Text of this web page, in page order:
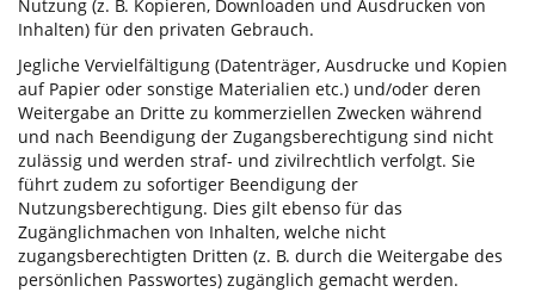
Nutzung (z. B. Kopieren, Downloaden und Ausdrucken von
Inhalten) für den privaten Gebrauch.
Jegliche Vervielfältigung (Datenträger, Ausdrucke und Kopien
auf Papier oder sonstige Materialien etc.) und/oder deren
Weitergabe an Dritte zu kommerziellen Zwecken während
und nach Beendigung der Zugangsberechtigung sind nicht
zulässig und werden straf- und zivilrechtlich verfolgt. Sie
führt zudem zu sofortiger Beendigung der
Nutzungsberechtigung. Dies gilt ebenso für das
Zugänglichmachen von Inhalten, welche nicht
zugangsberechtigten Dritten (z. B. durch die Weitergabe des
persönlichen Passwortes) zugänglich gemacht werden.